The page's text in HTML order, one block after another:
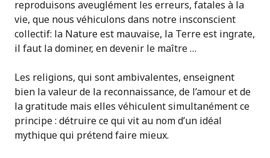
reproduisons aveuglément les erreurs, fatales à la
vie, que nous véhiculons dans notre insconscient
collectif: la Nature est mauvaise, la Terre est ingrate,
il faut la dominer, en devenir le maître …
Les religions, qui sont ambivalentes, enseignent
bien la valeur de la reconnaissance, de l’amour et de
la gratitude mais elles véhiculent simultanément ce
principe : détruire ce qui vit au nom d’un idéal
mythique qui prétend faire mieux.